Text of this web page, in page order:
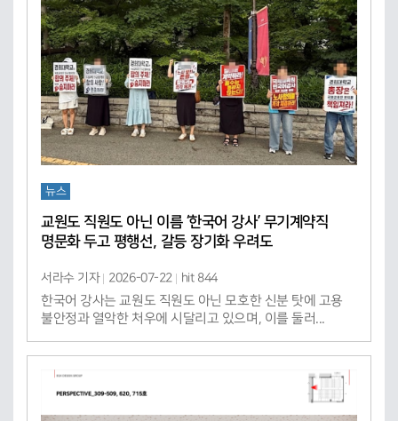
뉴스
교원도 직원도 아닌 이름 ‘한국어 강사’ 무기계약직
명문화 두고 평행선, 갈등 장기화 우려도
서라수 기자 2026-07-22
hit 844
한국어 강사는 교원도 직원도 아닌 모호한 신분 탓에 고용
불안정과 열악한 처우에 시달리고 있으며, 이를 둘러...